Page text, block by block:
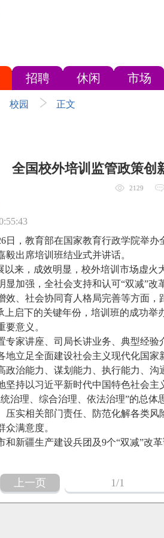
招聘 休闲 市场
校园 正文
全国校外培训监管政策创
2129
，教育部在国家教育行政学院举办
毅出席培训班结业式并讲话。
来，成效明显，校外培训市场虚火
显加强，全社会支持和认可“双减”
效、社会协同育人格局完善等方面，
上启下的关键年份，培训班的成功
要意义。
家讲座、司局长讲业务、典型经验
地立足全面建设社会主义现代化国
政治能力、谋划能力、执行能力、沟
以习近平新时代中国特色社会主
治理、综合治理、依法治理”的总体
压实相关部门责任、防范化解各类
众满意度。
新疆生产建设兵团及9个“双减”改革
上一页 1/1